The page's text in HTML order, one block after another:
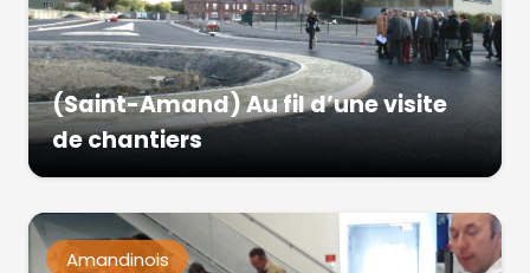
(Saint-Amand) Au fil d’une visite
de chantiers
Amandinois